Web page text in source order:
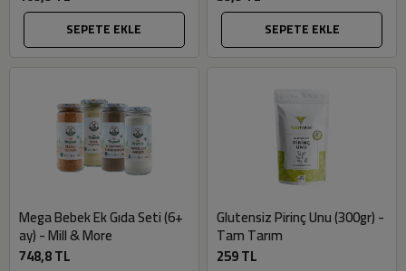
SEPETE EKLE SEPETE EKLE
Mega Bebek Ek Gıda Seti (6+
ay) - Mill & More
748,8 TL
Glutensiz Pirinç Unu (300gr) -
Tam Tarım
259 TL